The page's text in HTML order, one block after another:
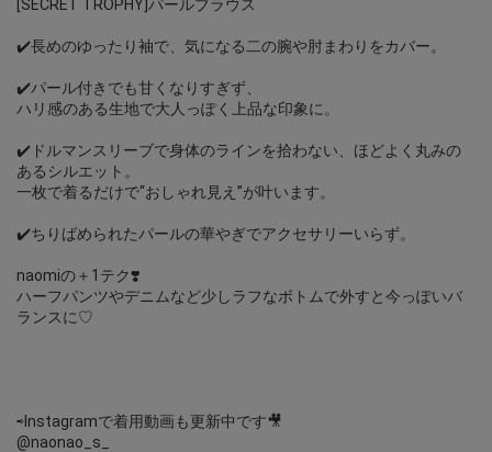
[SECRET TROPHY]パールブラウス
✔️長めのゆったり袖で、気になる二の腕や肘まわりをカバー。
✔️パール付きでも甘くなりすぎず、
ハリ感のある生地で大人っぽく上品な印象に。
✔️ドルマンスリーブで身体のラインを拾わない、ほどよく丸みの
あるシルエット。
一枚で着るだけで“おしゃれ見え”が叶います。
✔️ちりばめられたパールの華やぎでアクセサリーいらず。
naomiの＋1テク❣️
ハーフパンツやデニムなど少しラフなボトムで外すと今っぽいバ
ランスに♡
⇨Instagramで着用動画も更新中です🎥
@naonao_s_